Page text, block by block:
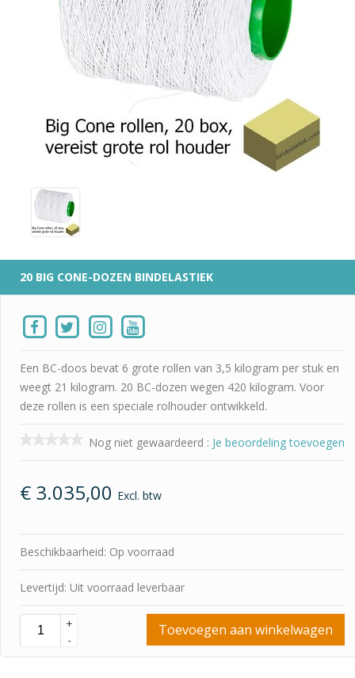
20 BIG CONE-DOZEN BINDELASTIEK
Een BC-doos bevat 6 grote rollen van 3,5 kilogram per stuk en
weegt 21 kilogram. 20 BC-dozen wegen 420 kilogram. Voor
deze rollen is een speciale rolhouder ontwikkeld.
Nog niet gewaardeerd : Je beoordeling toevoegen
€ 3.035,00 Excl. btw
Beschikbaarheid: Op voorraad
Levertijd: Uit voorraad leverbaar
+
-
Toevoegen aan winkelwagen